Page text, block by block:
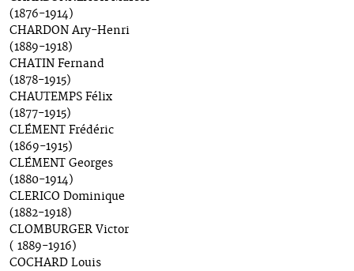
(1876-1914)
CHARDON Ary-Henri
(1889-1918)
CHATIN Fernand
(1878-1915)
CHAUTEMPS Félix
(1877-1915)
CLÉMENT Frédéric
(1869-1915)
CLÉMENT Georges
(1880-1914)
CLERICO Dominique
(1882-1918)
CLOMBURGER Victor
( 1889-1916)
COCHARD Louis